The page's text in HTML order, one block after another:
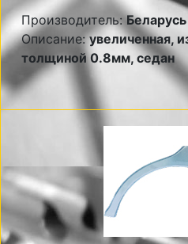
Производитель:Беларусь
Описание:увеличенная,
толщиной 0.8мм, седан